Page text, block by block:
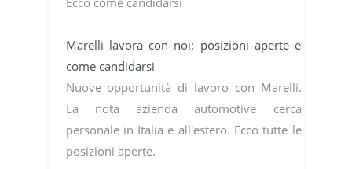
Marelli lavora con noi: posizioni aperte e
come candidarsi
Nuove opportunità di lavoro con Marelli.
La nota azienda automotive cerca
personale in Italia e all'estero. Ecco tutte le
posizioni aperte.